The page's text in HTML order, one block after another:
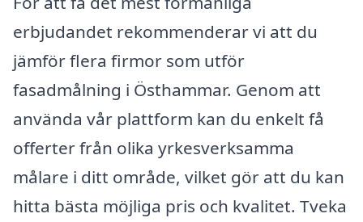
erbjudandet rekommenderar vi att du
jämför flera firmor som utför
fasadmålning i Östhammar. Genom att
använda vår plattform kan du enkelt få
offerter från olika yrkesverksamma
målare i ditt område, vilket gör att du kan
hitta bästa möjliga pris och kvalitet. Tveka